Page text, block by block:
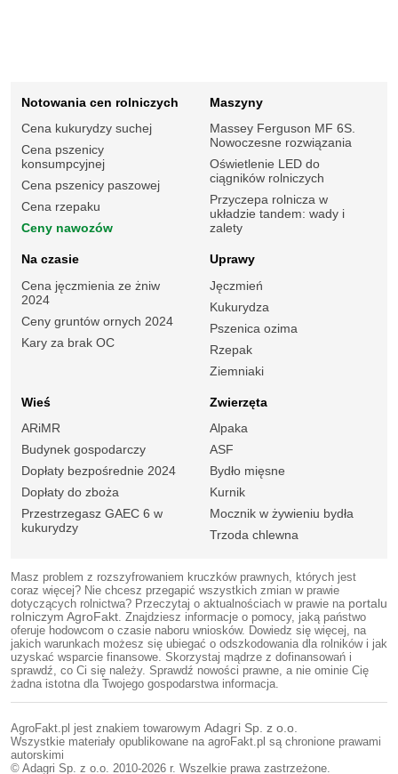
Notowania cen rolniczych
Cena kukurydzy suchej
Cena pszenicy
konsumpcyjnej
Cena pszenicy paszowej
Cena rzepaku
Ceny nawozów
Maszyny
Massey Ferguson MF 6S.
Nowoczesne rozwiązania
Oświetlenie LED do
ciągników rolniczych
Przyczepa rolnicza w
układzie tandem: wady i
zalety
Na czasie
Cena jęczmienia ze żniw
2024
Ceny gruntów ornych 2024
Kary za brak OC
Uprawy
Jęczmień
Kukurydza
Pszenica ozima
Rzepak
Ziemniaki
Wieś
ARiMR
Budynek gospodarczy
Dopłaty bezpośrednie 2024
Dopłaty do zboża
Przestrzegasz GAEC 6 w
kukurydzy
Zwierzęta
Alpaka
ASF
Bydło mięsne
Kurnik
Mocznik w żywieniu bydła
Trzoda chlewna
Masz problem z rozszyfrowaniem kruczków prawnych, których jest
coraz więcej? Nie chcesz przegapić wszystkich zmian w prawie
dotyczących rolnictwa? Przeczytaj o aktualnościach w prawie na portalu
rolniczym AgroFakt. Znajdziesz informacje o pomocy, jaką państwo
oferuje hodowcom o czasie naboru wniosków. Dowiedz się więcej, na
jakich warunkach możesz się ubiegać o odszkodowania dla rolników i jak
uzyskać wsparcie finansowe. Skorzystaj mądrze z dofinansowań i
sprawdź, co Ci się należy. Sprawdź nowości prawne, a nie ominie Cię
żadna istotna dla Twojego gospodarstwa informacja.
AgroFakt.pl jest znakiem towarowym Adagri Sp. z o.o.
Wszystkie materiały opublikowane na agroFakt.pl są chronione prawami
autorskimi
© Adagri Sp. z o.o. 2010-2026 r. Wszelkie prawa zastrzeżone.